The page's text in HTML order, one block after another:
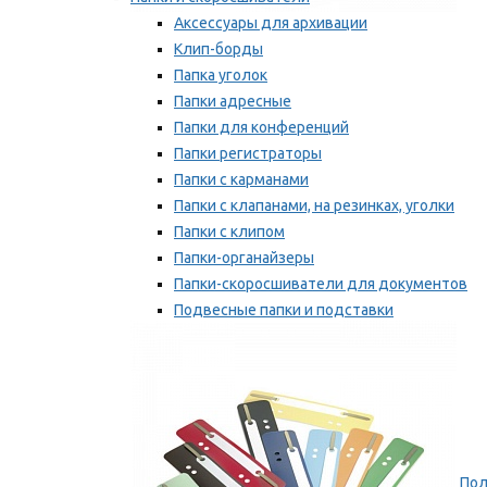
Аксессуары для архивации
Клип-борды
Папка уголок
Папки адресные
Папки для конференций
Папки регистраторы
Папки с карманами
Папки с клапанами, на резинках, уголки
Папки с клипом
Папки-органайзеры
Папки-скоросшиватели для документов
Подвесные папки и подставки